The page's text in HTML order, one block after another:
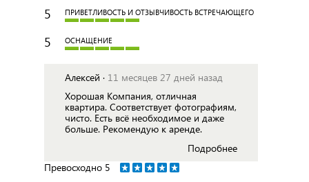
5 ПРИВЕТЛИВОСТЬ И ОТЗЫВЧИВОСТЬ ВСТРЕЧАЮЩЕГО
5 ОСНАЩЕНИЕ
Алексей · 11 месяцев 27 дней назад
Хорошая Компания, отличная
квартира. Соответствует фотографиям,
чисто. Есть всё необходимое и даже
больше. Рекомендую к аренде.
Подробнее
Превосходно 5